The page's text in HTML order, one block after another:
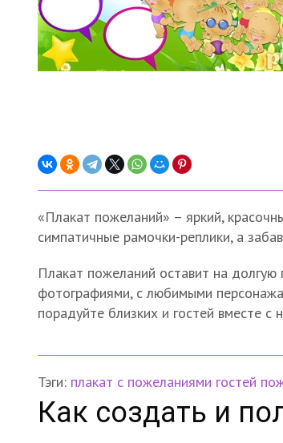
«Плакат пожеланий» – яркий,
симпатичные рамочки-реплики, а
Плакат пожеланий оставит на
фотографиями, с любимыми
порадуйте близких и гостей вместе с
Тэги: плакат с пожеланиями гостей
Как создать и